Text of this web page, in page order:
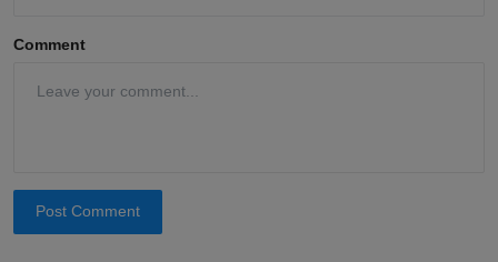
Comment
Post Comment